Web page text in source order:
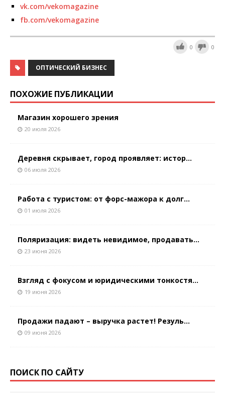
vk.com/vekomagazine
fb.com/vekomagazine
0 0
ОПТИЧЕСКИЙ БИЗНЕС
ПОХОЖИЕ ПУБЛИКАЦИИ
Магазин хорошего зрения
20 июля 2026
Деревня скрывает, город проявляет: истор...
06 июля 2026
Работа с туристом: от форс-мажора к долг...
01 июля 2026
Поляризация: видеть невидимое, продавать...
23 июня 2026
Взгляд с фокусом и юридическими тонкостя...
19 июня 2026
Продажи падают – выручка растет! Резуль...
09 июня 2026
ПОИСК ПО САЙТУ